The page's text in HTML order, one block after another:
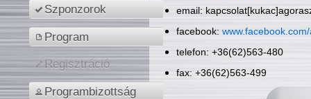
Szponzorok
Program
Regisztráció
Programbizottság
email:
facebook:
telefon: +36(62)563-480
fax: +36(62)563-499